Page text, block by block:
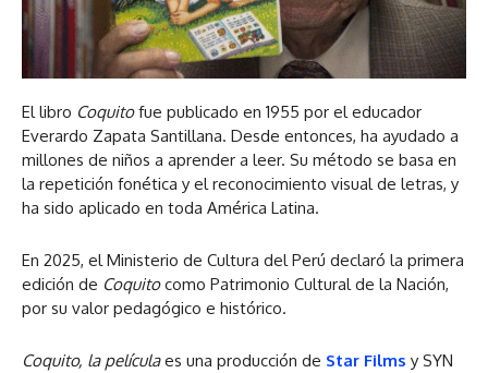
El libro Coquitofue publicado en 1955 por el educador
Everardo Zapata Santillana. Desde entonces, ha ayudado a
millones de niños a aprender a leer. Su método se basa en
la repetición fonética y el reconocimiento visual de letras, y
ha sido aplicado en toda América Latina.
En 2025, el Ministerio de Cultura del Perú declaró la primera
edición de Coquitocomo Patrimonio Cultural de la Nación,
por su valor pedagógico e histórico.
Coquito, la películaes una producción de Star Films y SYN